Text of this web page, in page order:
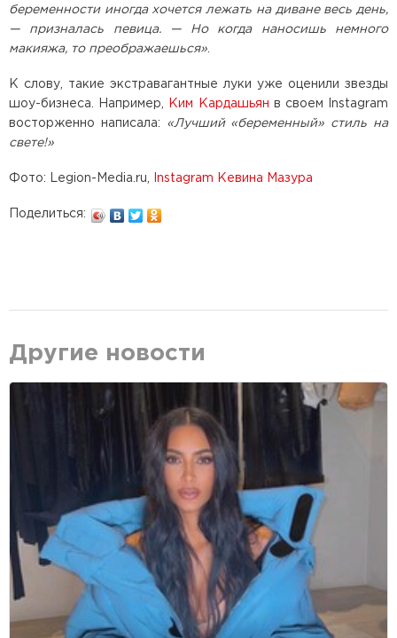
беременности иногда хочется лежать на диване весь день,
— призналась певица. — Но когда наносишь немного
макияжа, то преображаешься»
К слову, такие экстравагантные луки уже оценили звезды
шоу-бизнеса. Например,
Ким Кардашьян в своем Instagram
восторженно написала: «Лучший «беременный» стиль на
свете!»
Фото: Legion-Media.ru, Instagram Кевина Мазура
Поделиться:
Другие новости